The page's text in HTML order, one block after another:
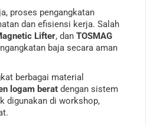
proses pengangkatan
dan efisiensi kerja. Salah
Lifter, dan TOSMAG
baja secara aman
berbagai material
logam berat dengan sistem
digunakan di workshop,